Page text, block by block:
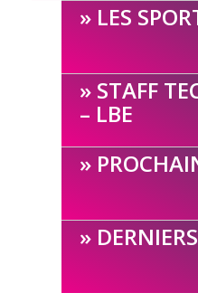
LES
STAFF
– LBE